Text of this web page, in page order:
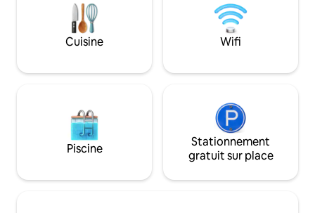
ensoleillé, passez des vacances
"détente" dans un espace convivial et
plages de Saleccia et
toute l'année...
Cuisine Wifi
Piscine
Stationnement
gratuit sur place